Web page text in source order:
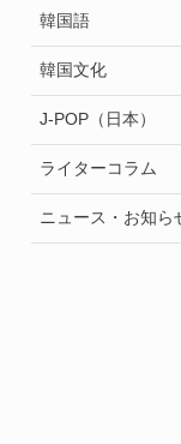
韓国語
韓国文化
J-POP（日本）
ライターコラム
ニュース・お知ら